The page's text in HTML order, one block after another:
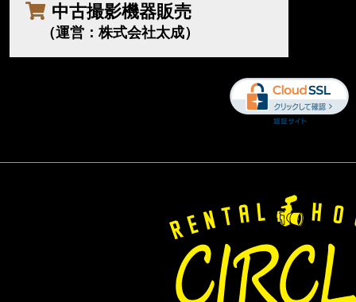
中古撮影機器販売
（運営：株式会社太成）